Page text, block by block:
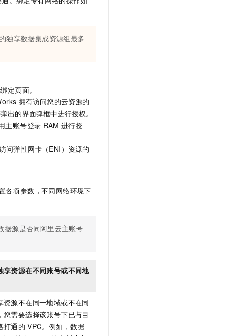
独享数据集成资源组最多
定页面。
拥有访问您的云资源的
出的界面弹框中进行授权。
主账号登录 RAM 进行授
访问弹性网卡（ENI）资源的
各项参数，不同网络环境下
据源是否同阿里云主账号
享资源在不同账号或不同地
资源不在同一地域或不在同
您需要选择该账号下已与目
打通的 VPC。例如，数据